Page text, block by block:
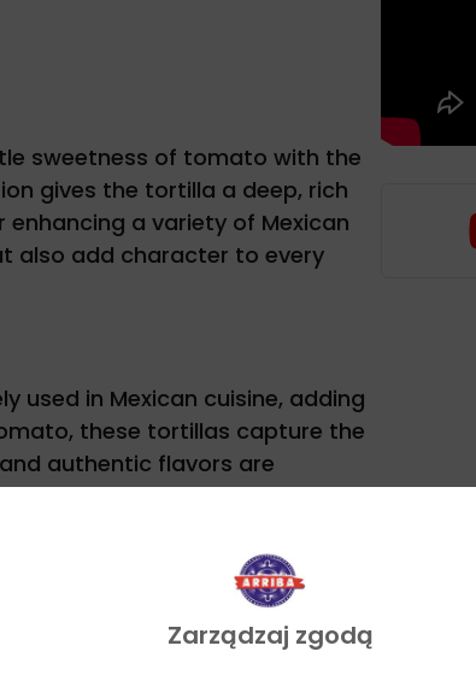
Zarządzaj zgodą
sweetness of tomato with the
gives the tortilla a deep, rich
a variety of Mexican
also add character to every
used in Mexican cuisine, adding
these tortillas capture the
authentic flavors are
be found in the product
invite you to review this